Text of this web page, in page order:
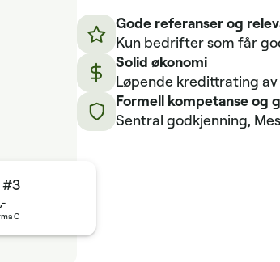
#3
C
Gode referanser og
Kun bedrifter som får
Solid økonomi
Løpende kredittrating
Formell kompetanse og
Sentral godkjenning,